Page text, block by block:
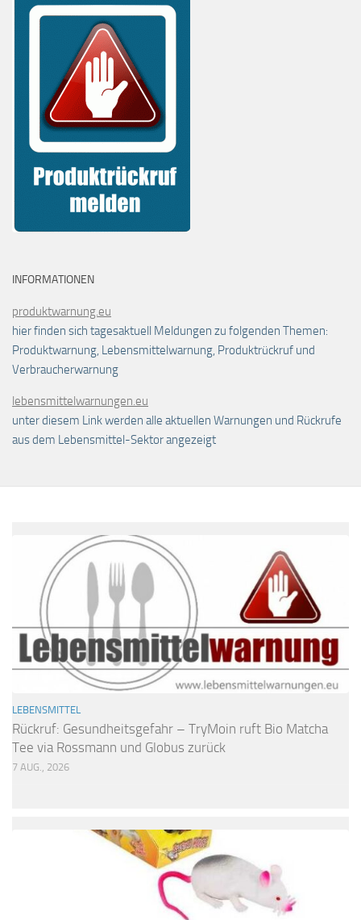
INFORMATIONEN
produktwarnung.eu
hier finden sich tagesaktuell Meldungen zu folgenden Themen:
Produktwarnung, Lebensmittelwarnung, Produktrückruf und
Verbraucherwarnung
lebensmittelwarnungen.eu
unter diesem Link werden alle aktuellen Warnungen und Rückrufe
aus dem Lebensmittel-Sektor angezeigt
LEBENSMITTEL
Rückruf: Gesundheitsgefahr – TryMoin ruft Bio Matcha
Tee via Rossmann und Globus zurück
7 AUG., 2026